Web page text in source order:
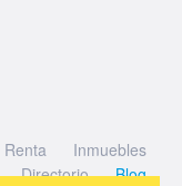
Renta
Inmuebles
Directorio
Blog